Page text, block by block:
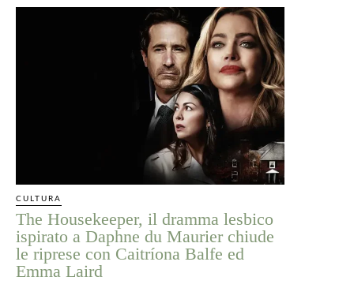
CULTURA
The Housekeeper, il dramma lesbico
ispirato a Daphne du Maurier chiude
le riprese con Caitríona Balfe ed
Emma Laird